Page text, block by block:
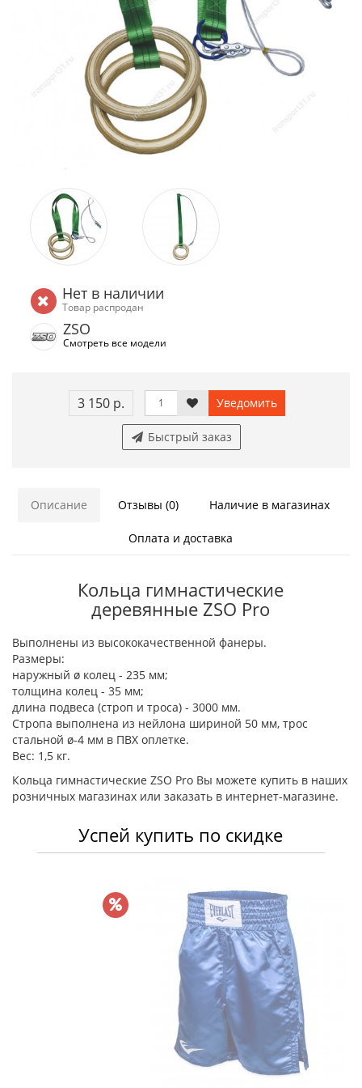
Нет в наличии
Товар распродан
ZSO
Смотреть все модели
3 150 р. Уведомить
Быстрый заказ
Описание Отзывы (0) Наличие в магазинах
Оплата и доставка
Кольца гимнастические
деревянные ZSO Pro
Выполнены из высококачественной фанеры.
Размеры:
наружный ø колец - 235 мм;
толщина колец - 35 мм;
длина подвеса (строп и троса) - 3000 мм.
Стропа выполнена из нейлона шириной 50 мм, трос
стальной ø-4 мм в ПВХ оплетке.
Вес: 1,5 кг.
Кольца гимнастические ZSO Pro Вы можете купить в наших
розничных магазинах или заказать в интернет-магазине.
Успей купить по скидке